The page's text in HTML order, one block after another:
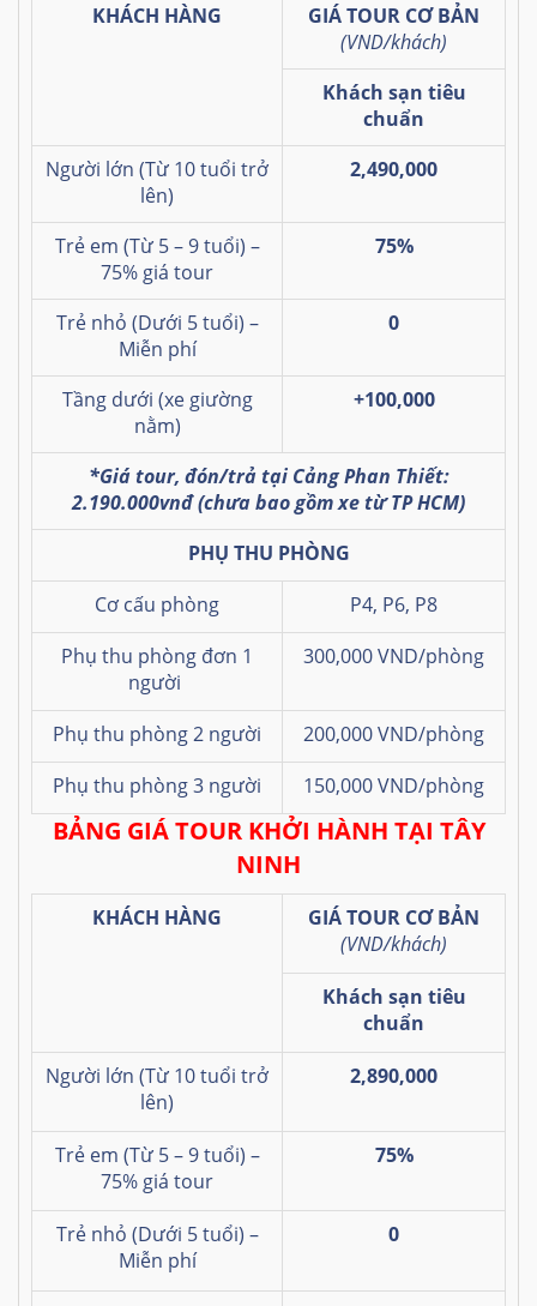
KHÁCH HÀNG
GIÁ TOUR CƠ BẢN
(VND/khách)
Khách sạn tiêu
chuẩn
Người lớn (Từ 10 tuổi trở
lên)
2,490,000
Trẻ em (Từ 5 – 9 tuổi) –
75% giá tour
75%
Trẻ nhỏ (Dưới 5 tuổi) –
Miễn phí
0
Tầng dưới (xe giường
nằm)
+100,000
*Giá tour, đón/trả tại Cảng Phan Thiết:
2.190.000vnđ (chưa bao gồm xe từ TP HCM)
PHỤ THU PHÒNG
Cơ cấu phòng
P4, P6, P8
Phụ thu phòng đơn 1
người
300,000 VND/phòng
Phụ thu phòng 2 người
200,000 VND/phòng
Phụ thu phòng 3 người
150,000 VND/phòng
BẢNG GIÁ TOUR KHỞI HÀNH TẠI TÂY
NINH
KHÁCH HÀNG
GIÁ TOUR CƠ BẢN
(VND/khách)
Khách sạn tiêu
chuẩn
Người lớn (Từ 10 tuổi trở
lên)
2,890,000
Trẻ em (Từ 5 – 9 tuổi) –
75% giá tour
75%
Trẻ nhỏ (Dưới 5 tuổi) –
Miễn phí
0